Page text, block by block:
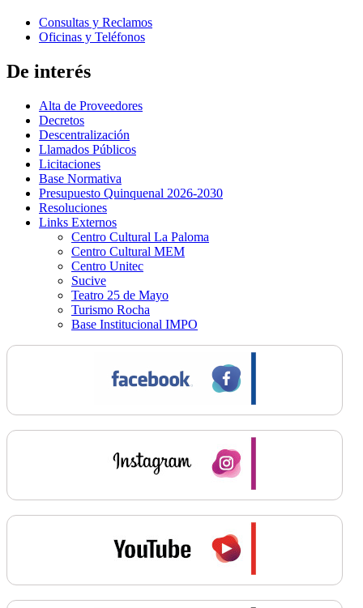
Consultas y Reclamos
Oficinas y Teléfonos
De interés
Alta de Proveedores
Decretos
Descentralización
Llamados Públicos
Licitaciones
Base Normativa
Presupuesto Quinquenal 2026-2030
Resoluciones
Links Externos
Centro Cultural La Paloma
Centro Cultural MEM
Centro Unitec
Sucive
Teatro 25 de Mayo
Turismo Rocha
Base Institucional IMPO